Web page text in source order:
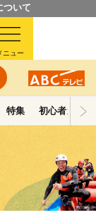
ついて
ニュー
特集 初心者ガイド